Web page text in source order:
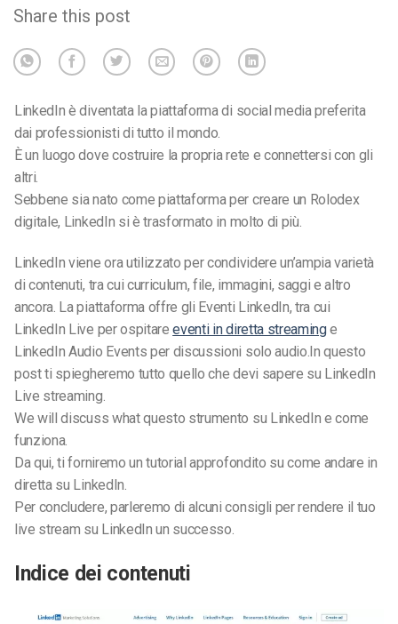
Share this post
LinkedIn è diventata la piattaforma di social media preferita
dai professionisti di tutto il mondo.
È un luogo dove costruire la propria rete e connettersi con gli
altri.
Sebbene sia nato come piattaforma per creare un Rolodex
digitale, LinkedIn si è trasformato in molto di più.
LinkedIn viene ora utilizzato per condividere un’ampia varietà
di contenuti, tra cui curriculum, file, immagini, saggi e altro
ancora. La piattaforma offre gli Eventi LinkedIn, tra cui
LinkedIn Live per ospitareeventi in diretta streaminge
LinkedIn Audio Events per discussioni solo audio. In questo
post ti spiegheremo tutto quello che devi sapere su LinkedIn
Live streaming
We will discuss whatquesto strumento su LinkedIn e come
funziona.
Da qui, ti forniremo un tutorial approfondito su come andare in
diretta su LinkedIn.
Per concludere, parleremo di alcuni consigli per rendere il tuo
live stream su LinkedIn un successo.
Indice dei contenuti